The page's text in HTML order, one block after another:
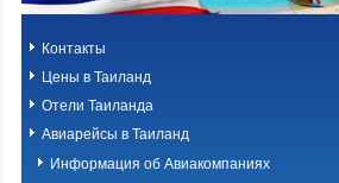
Контакты
Цены в Таиланд
Отели Таиланда
Авиарейсы в Таиланд
Информация об Авиакомпаниях